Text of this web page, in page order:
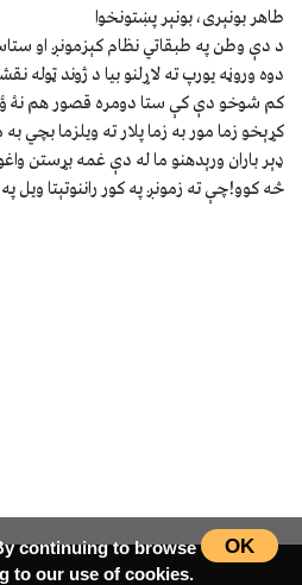
طاهر بونېرى، بونېر پښتونخوا
د دې وطن په طبقاتي نظام کېزمونږ او
دوه وروڼه يورپ ته لاړلنو بيا د ژوند ټوله
کم شوخو دې کې ستا دومره قصور هم نۀ
کړېخو زما مور به زما پلار ته ويلزما بچي
ډېر باران ورېدهنو ما له دې غمه بړستن
څه کوو!چې ته زمونږ په کور راننوتېتا
OK
continuing to browse
to our use of cookies.